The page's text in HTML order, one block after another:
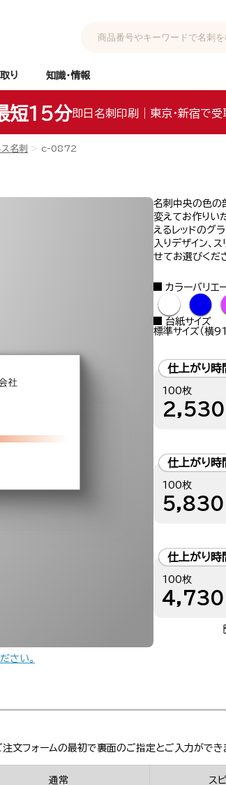
り 知識・情報
短15分即日名刺印刷｜東京・新宿で受
ス名刺 c-0872
名刺中央の色の
変えてお作りい
えるレッドのグ
入りデザイン、
せてお選びくだ
カラーバリエ
● ●
台紙サイズ
標準サイズ（横
仕上がり
100枚
2,530
仕上がり
100枚
5,830
仕上がり
100枚
4,730
さい。
文フォームの最初で裏面のご指定とご入力ができ
通常 ス